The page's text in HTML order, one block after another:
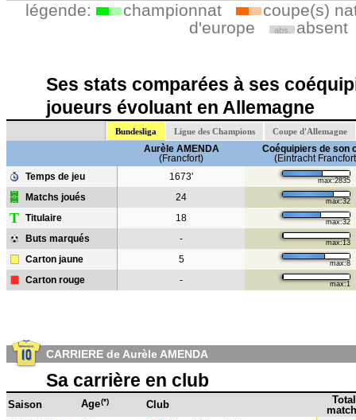
légende: championnat
coupe(s)
d'europe
abs. absent
Ses stats comparées à ses
joueurs évoluant en Allemagne
Bundesliga Ligue des Champions Coupe d'Allemagne
Aurèle AMENDA
(Francfort)
Coéquipiers de son
(Eintracht
Temps de jeu
1673' max:2835
Matchs joués 24 max:32
T Titulaire 18 max:32
Buts marqués - max:13
Carton jaune 5 max:8
Carton rouge - max:1
CARRIERE de Aurèle AMENDA
Sa carrière en club
Saison Age(*) Club
Total